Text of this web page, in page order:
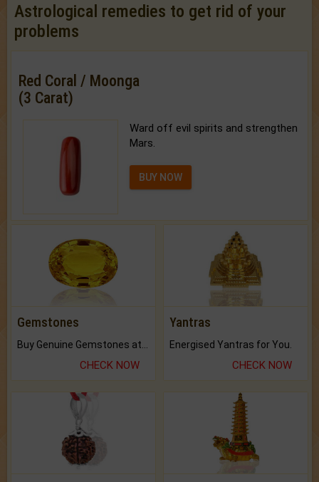
Astrological remedies to get rid of your
problems
Red Coral / Moonga
(3 Carat)
Ward off evil spirits and strengthen
Mars.
BUY NOW
Gemstones
CHECK NOW
Yantras
Energised Yantras for You.
CHECK NOW